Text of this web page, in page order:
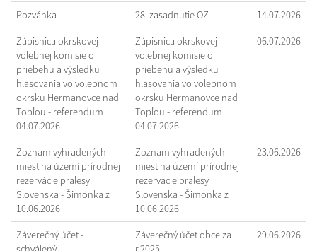
Pozvánka 28. zasadnutie OZ 14.07.2026
Zápisnica okrskovej
volebnej komisie o
priebehu a výsledku
hlasovania vo volebnom
okrsku Hermanovce nad
Topľou - referendum
04.07.2026
Zápisnica okrskovej
volebnej komisie o
priebehu a výsledku
hlasovania vo volebnom
okrsku Hermanovce nad
Topľou - referendum
04.07.2026
06.07.2026
Zoznam vyhradených
miest na území prírodnej
rezervácie pralesy
Slovenska - Šimonka z
10.06.2026
Zoznam vyhradených
miest na území prírodnej
rezervácie pralesy
Slovenska - Šimonka z
10.06.2026
23.06.2026
Záverečný účet -
Záverečný účet obce za
29.06.2026